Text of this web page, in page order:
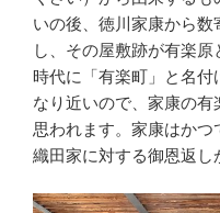
いの後、徳川家康から
し、その屋敷跡が有楽
時代に「有楽町」と名
なり近いので、家康の有
思われます。家康はかつ
織田家に対する御恩返し